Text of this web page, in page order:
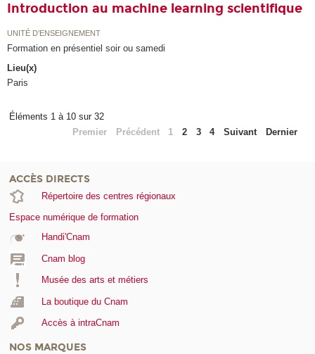
Introduction au machine learning scientifique
UNITÉ D’ENSEIGNEMENT
Formation en présentiel soir ou samedi
Lieu(x)
Paris
Éléments 1 à 10 sur 32
Premier
Précédent 1 2 3 4 Suivant Dernier
ACCÈS DIRECTS
Répertoire des centres régionaux
Espace numérique de formation
Handi'Cnam
Cnam blog
Musée des arts et métiers
La boutique du Cnam
Accès à intraCnam
NOS MARQUES